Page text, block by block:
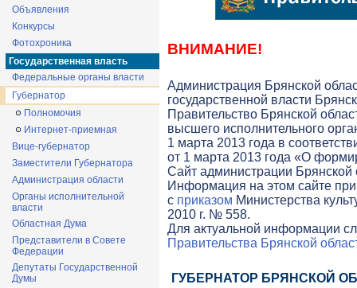
Объявления
Конкурсы
Фотохроника
Государственная власть
Федеральные органы власти
Губернатор
Полномочия
Интернет-приемная
Вице-губернатор
Заместители Губернатора
Администрация области
Органы исполнительной
власти
Областная Дума
Представители в Совете
Федерации
Депутаты Государственной
Думы
ВНИМАНИЕ!
Администрация Брянской
государственной власти
Правительство Брянской
высшего исполнительного
1 марта 2013 года в
от 1 марта 2013 года «О
Cайт администрации Брянской
Информация на этом сайте
с приказом Министерства
2010 г. № 558.
Для актуальной информации
Правительства Брянской
ГУБЕРНАТОР БРЯНСКОЙ